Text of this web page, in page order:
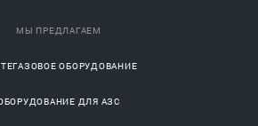
МЫ ПРЕДЛАГАЕМ
ОБОРУДОВАНИЕ
ДЛЯ АЗС